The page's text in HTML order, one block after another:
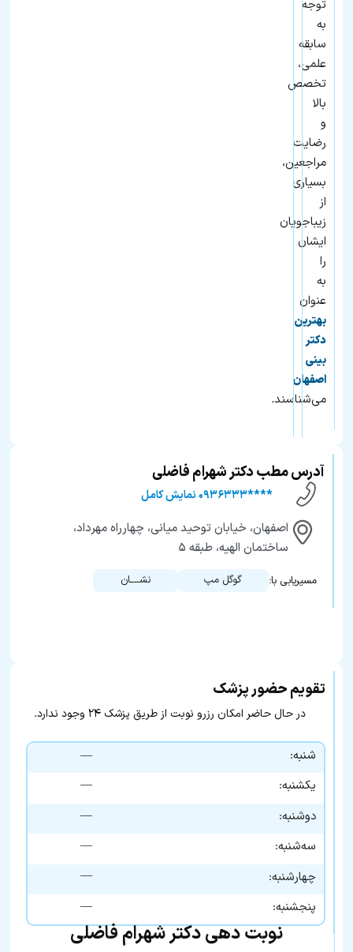
توجه
به
سابقه
علمی،
تخصص
بالا
و
رضایت
مراجعین،
بسیاری
از
زیباجویان
ایشان
را
به
عنوان
بهترین
دکتر
بینی
اصفهان
می‌شناسند.
آدرس مطب دکتر شهرام فاضلی
****۰۹۳۶۳۳۳ نمایش کامل
اصفهان، خیابان توحید میانی، چهارراه مهرداد،
ساختمان الهیه، طبقه ۵
مسیریابی با: گوگل مپ نشــــان
تقویم حضور پزشک
در حال حاضر امکان رزرو نوبت از طریق پزشک ۲۴ وجود ندارد.
شنبه:
—
یکشنبه:
—
دوشنبه:
—
سه‌شنبه:
—
چهارشنبه:
—
پنجشنبه:
—
نوبت دهی دکتر شهرام فاضلی